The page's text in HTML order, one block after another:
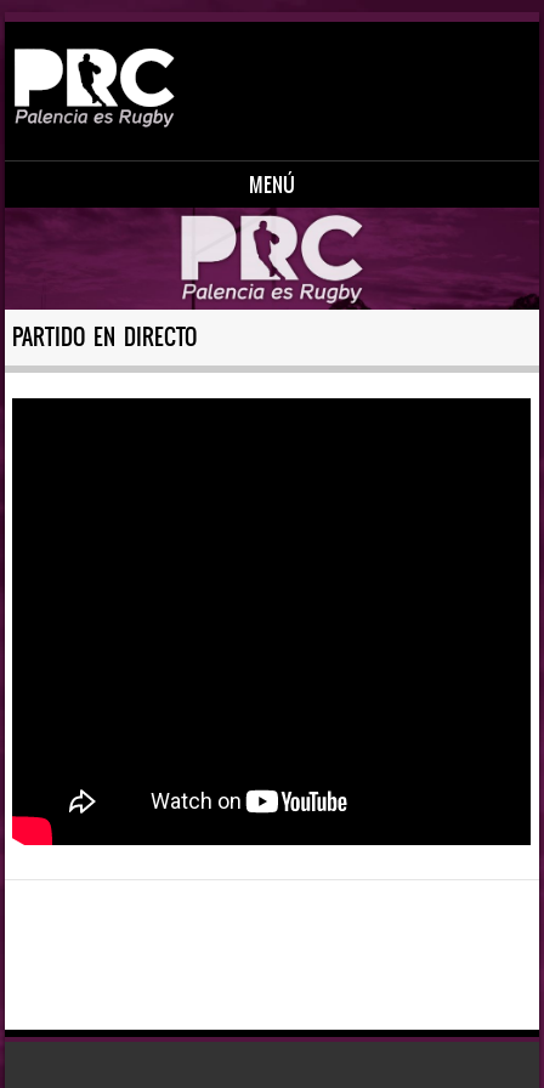
MENÚ
Saltar al contenido
PARTIDO EN DIRECTO